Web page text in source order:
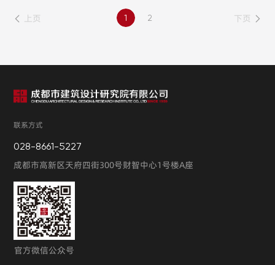
设计岗（所属成都市建筑设计研究院有限公司）、智能化设计
岗（所属成都市建筑设计研究院有限公司）、数字化设计岗
都市市政工程设计研究院有限公司）、结构设计岗（所属成都
岗位
上页 1 2 下页
联系方式
028-8661-5227
成都市高新区天府四街300号财智中心1号楼A座
官方微信公众号